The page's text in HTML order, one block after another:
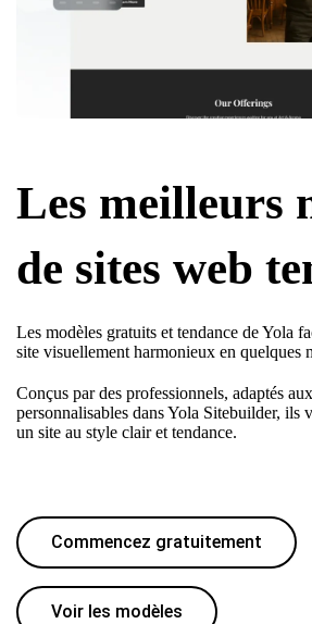
Les meilleurs
de sites web
Les modèles gratuits et tendance de Yola
site visuellement harmonieux en quelques
Conçus par des professionnels, adaptés
personnalisables dans Yola Sitebuilder, ils
un site au style clair et tendance.
Commencez gratuitement
Voir les modèles